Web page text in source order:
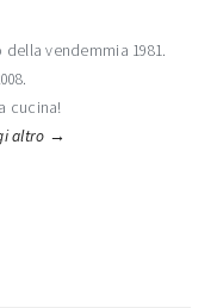
vendemmia 1981.
cucina!
altro →